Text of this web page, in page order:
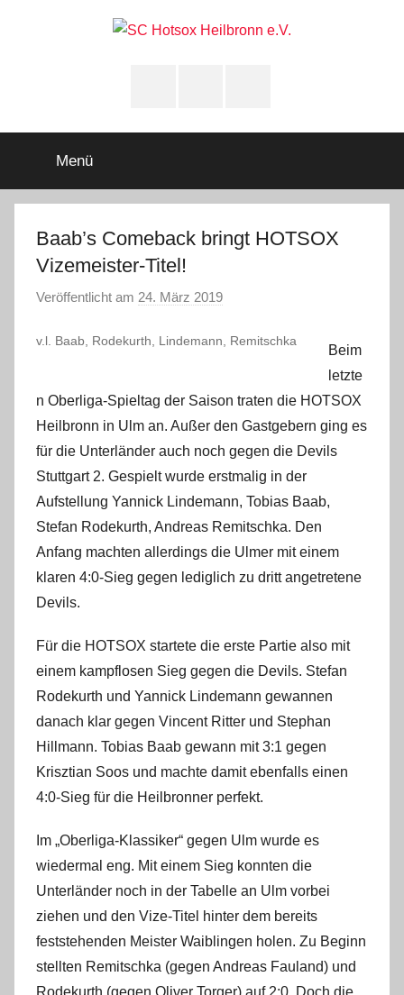
Heilbronn
e.V.
Menü
Baab’s Comeback bringt HOTSOX
Vizemeister-Titel!
Veröffentlicht am 24. März 2019
n
v.l. Baab, Rodekurth, Lindemann, Remitschka
Beim
letzte
n Oberliga-Spieltag der Saison traten die HOTSOX
Heilbronn in Ulm an. Außer den Gastgebern ging es
für die Unterländer auch noch gegen die Devils
Stuttgart 2. Gespielt wurde erstmalig in der
Aufstellung Yannick Lindemann, Tobias Baab,
Stefan Rodekurth, Andreas Remitschka. Den
Anfang machten allerdings die Ulmer mit einem
klaren 4:0-Sieg gegen lediglich zu dritt angetretene
Devils.
Für die HOTSOX startete die erste Partie also mit
einem kampflosen Sieg gegen die Devils. Stefan
Rodekurth und Yannick Lindemann gewannen
danach klar gegen Vincent Ritter und Stephan
Hillmann. Tobias Baab gewann mit 3:1 gegen
Krisztian Soos und machte damit ebenfalls einen
4:0-Sieg für die Heilbronner perfekt.
Im „Oberliga-Klassiker“ gegen Ulm wurde es
wiedermal eng. Mit einem Sieg konnten die
Unterländer noch in der Tabelle an Ulm vorbei
ziehen und den Vize-Titel hinter dem bereits
feststehenden Meister Waiblingen holen. Zu Beginn
stellten Remitschka (gegen Andreas Fauland) und